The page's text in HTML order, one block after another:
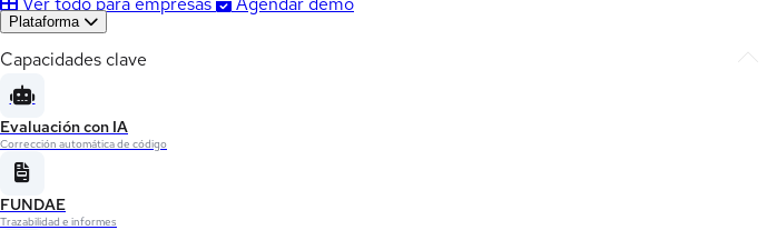
Plataforma
Capacidades clave
Evaluación con IA
Corrección automática de código
FUNDAE
Trazabilidad e informes